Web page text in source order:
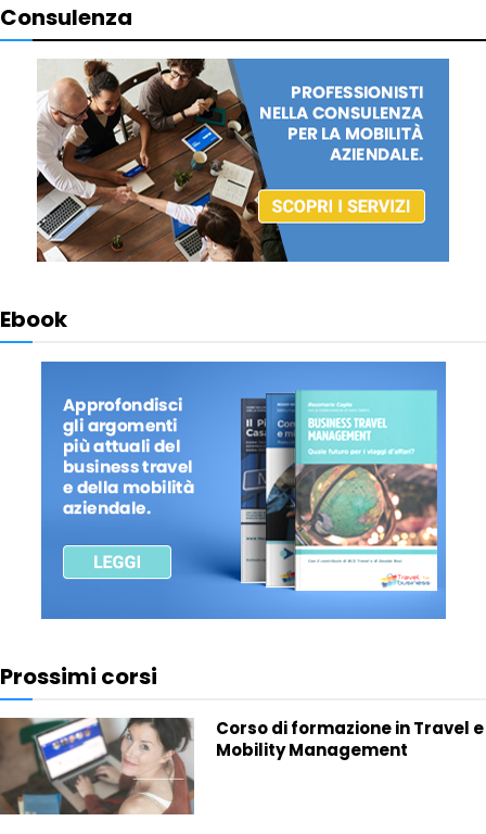
Consulenza
Ebook
Prossimi corsi
Corso di formazione in Travel e
Mobility Management